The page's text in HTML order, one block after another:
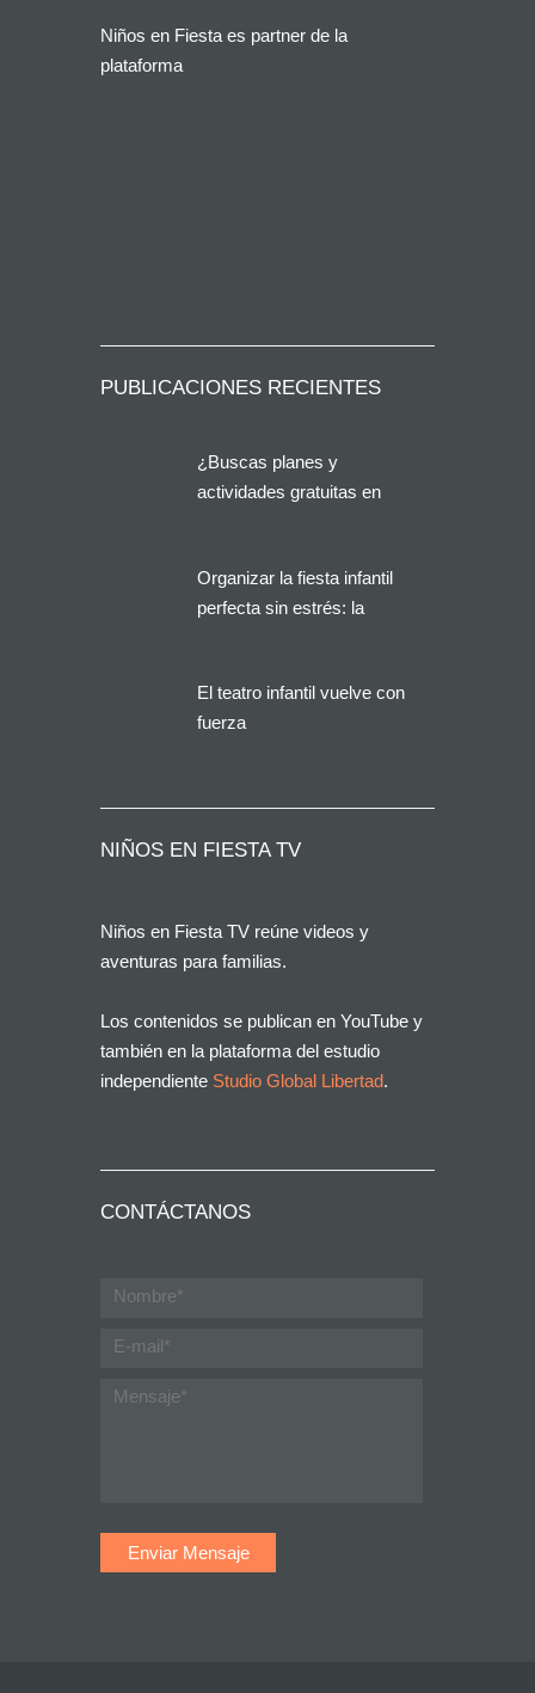
Niños en Fiesta es partner de la
plataforma
PUBLICACIONES RECIENTES
¿Buscas planes y
actividades gratuitas en
Organizar la fiesta infantil
perfecta sin estrés: la
El teatro infantil vuelve con
fuerza
NIÑOS EN FIESTA TV
Niños en Fiesta TV reúne videos y
aventuras para familias.
Los contenidos se publican en YouTube y
también en la plataforma del estudio
independiente Studio Global Libertad.
CONTÁCTANOS